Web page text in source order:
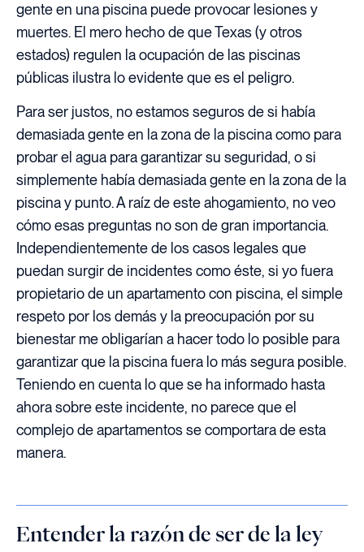
gente en una piscina puede provocar lesiones y
muertes. El mero hecho de que Texas (y otros
estados) regulen la ocupación de las piscinas
públicas ilustra lo evidente que es el peligro.
Para ser justos, no estamos seguros de si había
demasiada gente en la zona de la piscina como para
probar el agua para garantizar su seguridad, o si
simplemente había demasiada gente en la zona de la
piscina y punto. A raíz de este ahogamiento, no veo
cómo esas preguntas no son de gran importancia.
Independientemente de los casos legales que
puedan surgir de incidentes como éste, si yo fuera
propietario de un apartamento con piscina, el simple
respeto por los demás y la preocupación por su
bienestar me obligarían a hacer todo lo posible para
garantizar que la piscina fuera lo más segura posible.
Teniendo en cuenta lo que se ha informado hasta
ahora sobre este incidente, no parece que el
complejo de apartamentos se comportara de esta
manera.
Entender la razón de ser de la ley